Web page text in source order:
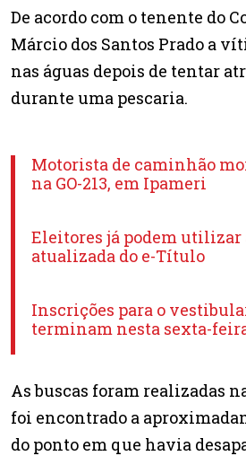
De acordo com o tenente do
Márcio dos Santos Prado a
nas águas depois de tentar
durante uma pescaria.
Motorista de caminhão
na GO-213, em Ipameri
Eleitores já podem utilizar
atualizada do e-Título
Inscrições para o
terminam nesta sexta-
As buscas foram realizadas
foi encontrado a
do ponto em que havia